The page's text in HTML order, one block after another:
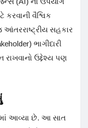
વૈશ્વિક
આંતરરાષ્ટ્રીય સહકાર
ભાગીદારી
રાખવાનો ઉદ્દેશ્ય પણ
આવ્યા છે. આ સાત